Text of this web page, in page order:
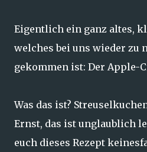
Eigentlich ein ganz altes,
welches bei uns wieder zu
gekommen ist: Der Apple-
Was das ist?
Ernst, das ist unglaublich
euch dieses Rezept